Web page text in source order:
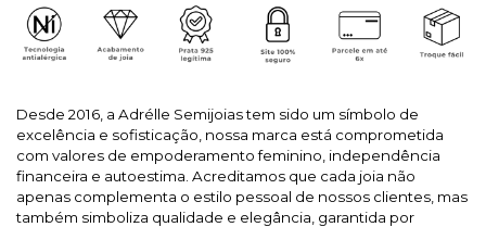
Desde 2016, a Adrélle Semijoias tem sido um símbolo de
excelência e sofisticação, nossa marca está comprometida
com valores de empoderamento feminino, independência
financeira e autoestima. Acreditamos que cada joia não
apenas complementa o estilo pessoal de nossos clientes, mas
também simboliza qualidade e elegância, garantida por